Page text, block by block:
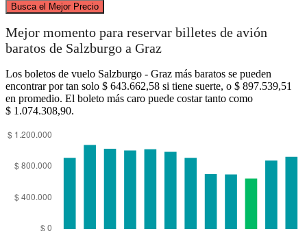
Busca el Mejor Precio
Salzburg
Mejor momento para reservar billetes de avión
baratos de Salzburgo a Graz
Los boletos de vuelo Salzburgo - Graz más baratos se pueden
encontrar por tan solo $ 643.662,58 si tiene suerte, o $ 897.539,51
en promedio. El boleto más caro puede costar tanto como
$ 1.074.308,90.